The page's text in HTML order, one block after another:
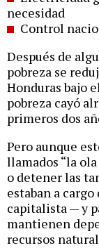
necesidad
Control
Después de
pobreza se
Honduras bajo
pobreza cayó
primeros dos
Pero aunque
llamados “la
o detener las
estaban a
capitalista — y
mantienen
recursos